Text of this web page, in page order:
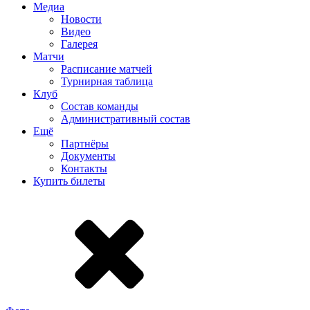
Медиа
Новости
Видео
Галерея
Матчи
Расписание матчей
Турнирная таблица
Клуб
Состав команды
Административный состав
Ещё
Партнёры
Документы
Контакты
Купить билеты